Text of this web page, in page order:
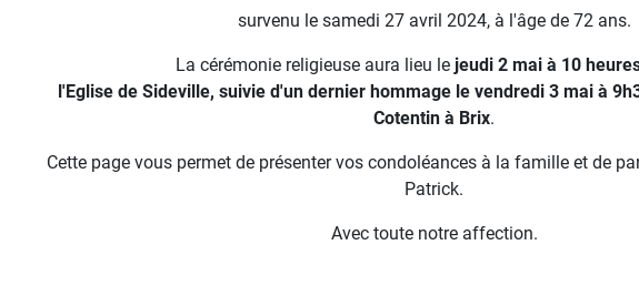
survenu le samedi 27 avril 2024, à l'âge de 72 ans.
La cérémonie religieuse aura lieu le jeudi 2 mai à 10
l'Eglise de Sideville, suivie d'un dernier hommage le vendredi 3 mai à
Cotentin à Brix.
Cette page vous permet de présenter vos condoléances à la famille et de
Patrick.
Avec toute notre affection.